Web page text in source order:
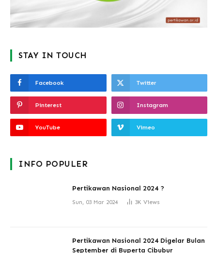
STAY IN TOUCH
Facebook Twitter
Pinterest Instagram
YouTube Vimeo
INFO POPULER
Pertikawan Nasional 2024 ?
Sun, 03 Mar 2024 3K Views
Pertikawan Nasional 2024 Digelar Bulan
September di Buperta Cibubur